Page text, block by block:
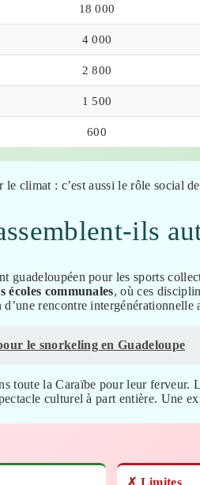
18 000
4 000
2 800
1 500
600
climat : c’est aussi le rôle social
ils
guadeloupéen pour les sports
écoles communales, où ces
d’une rencontre
le snorkeling en Guadeloupe
toute la Caraïbe pour leur ferveur.
culturel à part entière. Une